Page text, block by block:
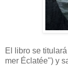
El libro se titulará
mer Éclatée") y